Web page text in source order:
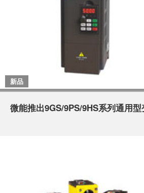
新品
微能推出9GS/9PS/9HS系列通用